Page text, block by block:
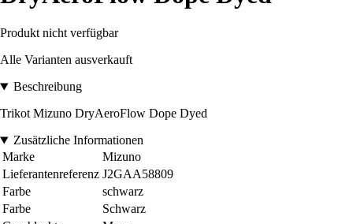
Produkt nicht verfügbar
Alle Varianten ausverkauft
Beschreibung
Trikot Mizuno DryAeroFlow Dope Dyed
Zusätzliche Informationen
Marke
Mizuno
Lieferantenreferenz J2GAA58809
Farbe
schwarz
Farbe
Schwarz